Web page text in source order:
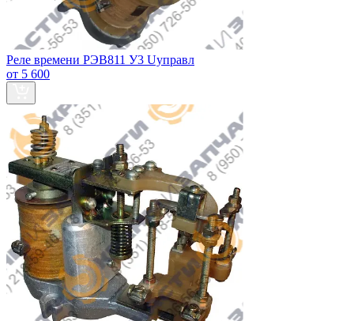
Реле времени РЭВ811 У3 Uуправл
от 5 600